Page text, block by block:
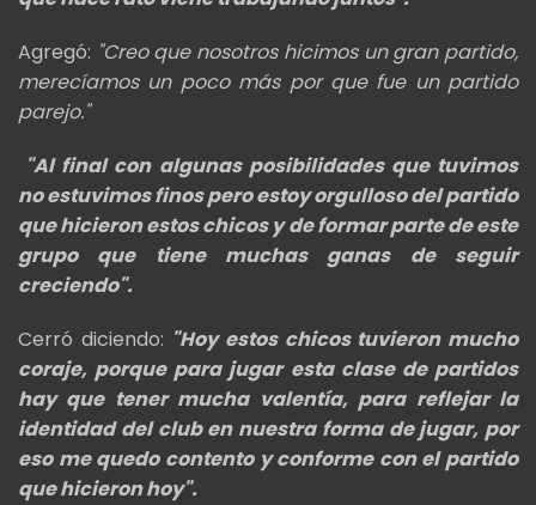
Agregó: "Creo que nosotros hicimos un gran partido,
merecíamos un poco más por que fue un partido
parejo."
"Al final con algunas posibilidades que tuvimos
no estuvimos finos pero estoy orgulloso del partido
que hicieron estos chicos y de formar parte de este
grupo que tiene muchas ganas de seguir
creciendo".
Cerró diciendo: "Hoy estos chicos tuvieron mucho
coraje, porque para jugar esta clase de partidos
hay que tener mucha valentía, para reflejar la
identidad del club en nuestra forma de jugar, por
eso me quedo contento y conforme con el partido
que hicieron hoy".